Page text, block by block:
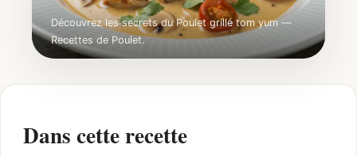
Découvrez les secrets du Poulet grillé tom yum —
Recettes de Poulet.
Dans cette recette